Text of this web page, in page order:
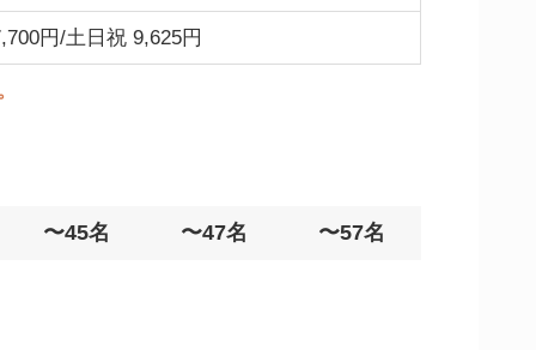
円/土日祝 9,625円
〜45名 〜47名 〜57名